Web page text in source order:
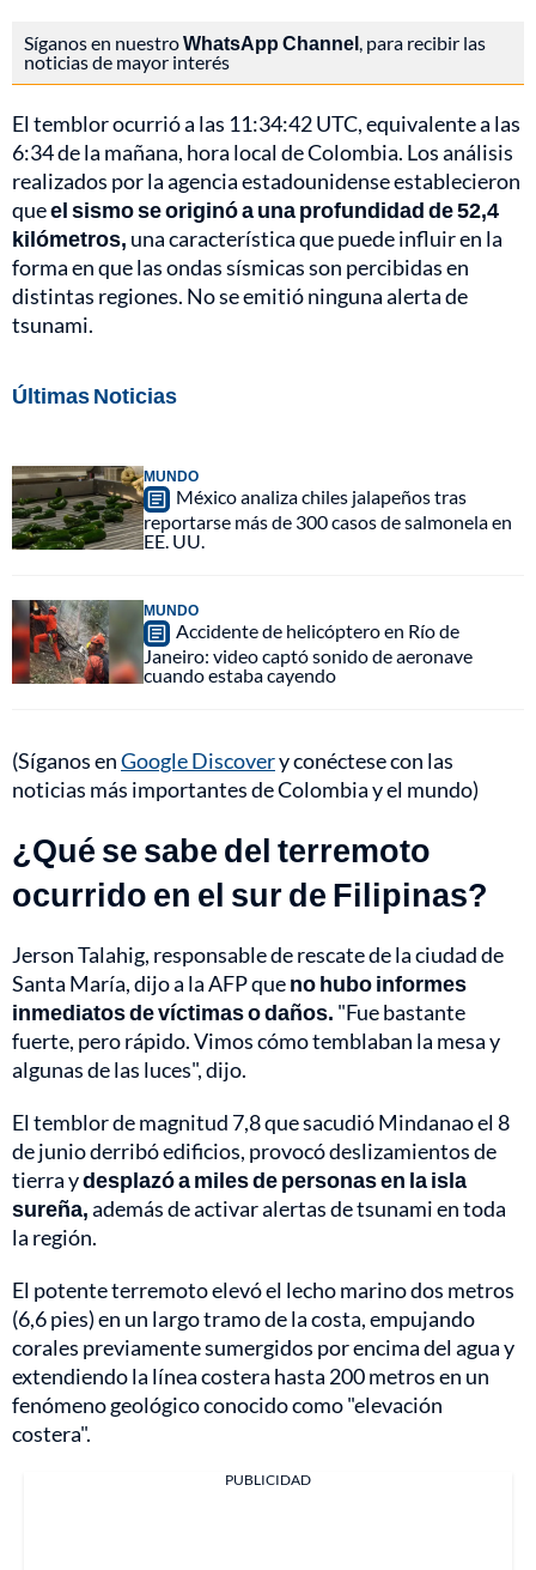
Síganos en nuestroWhatsApp Channel, para recibir las
noticias de mayor interés
El temblor ocurrió a las 11:34:42 UTC, equivalente a las
6:34 de la mañana, hora local de Colombia. Los análisis
realizados por la agencia estadounidense establecieron
queel sismo se originó a una profundidad de 52,4
kilómetros, una característica que puede influir en la
forma en que las ondas sísmicas son percibidas en
distintas regiones. No se emitió ninguna alerta de
tsunami.
Últimas Noticias
MUNDO
México analiza chiles jalapeños tras
reportarse más de 300 casos de salmonela en
EE. UU.
MUNDO
Accidente de helicóptero en Río de
Janeiro: video captó sonido de aeronave
cuando estaba cayendo
(Síganos enGoogle Discovery conéctese con las
noticias más importantes de Colombia y el mundo)
¿Qué se sabe del terremoto
ocurrido en el sur de Filipinas?
Jerson Talahig, responsable de rescate de la ciudad de
Santa María, dijo a la AFP queno hubo informes
inmediatos de víctimas o daños. "Fue bastante
fuerte, pero rápido. Vimos cómo temblaban la mesa y
algunas de las luces", dijo.
El temblor de magnitud 7,8 que sacudió Mindanao el 8
de junio derribó edificios, provocó deslizamientos de
tierra ydesplazó a miles de personas en la isla
sureña,además de activar alertas de tsunami en toda
la región.
El potente terremoto elevó el lecho marino dos metros
(6,6 pies) en un largo tramo de la costa, empujando
corales previamente sumergidos por encima del agua y
extendiendo la línea costera hasta 200 metros en un
fenómeno geológico conocido como "elevación
costera".
PUBLICIDAD